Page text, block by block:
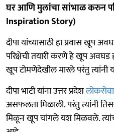
घर आणि मुलांचा सांभाळ करुन
Inspiration Story)
दीपा यांच्यासाठी हा प्रवास खूप
परिक्षेची तयारी करणे हे खूप अवघड
खूप टोमणेदेखील मारले परंतु त्यांनी
दीपा भाटी यांना उत्तर प्रदेश
असफलता मिळाली. परंतु त्यांनी
मिळून खूप चांगले यश मिळवले. त्यांचा